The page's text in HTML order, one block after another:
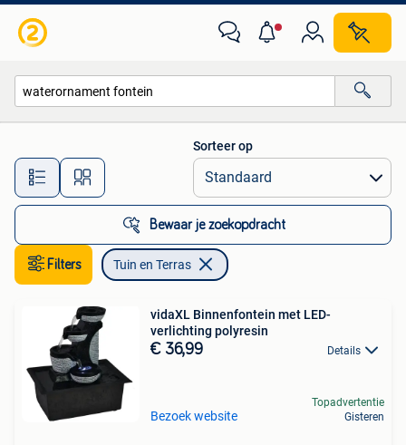
Alle afstanden…
Sorteer op
Bewaar je zoekopdracht
Filters Tuin en Terras
vidaXL Binnenfontein met LED-
verlichting polyresin
€ 36,99 Details
Bezoek website
Topadvertentie
Gisteren